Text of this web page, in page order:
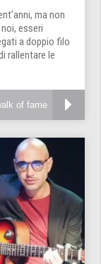
ma non
esseri
a doppio filo
rallentare le
of fame